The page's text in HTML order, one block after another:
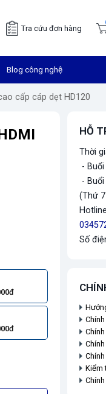
Tra cứu đơn hàng
Blog công nghệ
cấp cáp dẹt HD120
HỖ
Thời
-
-
(Thứ
Số
Kiểm